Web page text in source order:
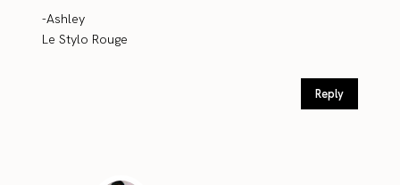
-Ashley
Le Stylo Rouge
Reply